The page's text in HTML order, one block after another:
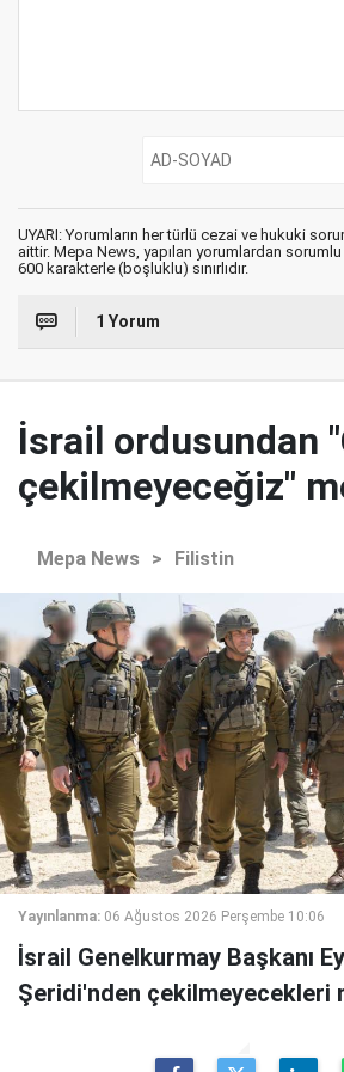
UYARI: Yorumların her türlü cezai ve hukuki
aittir. Mepa News, yapılan yorumlardan
600 karakterle (boşluklu) sınırlıdır.
1 Yorum
İsrail ordusundan
çekilmeyeceğiz"
Mepa News > Filistin
Yayınlanma: 06 Ağustos 2026 Perşembe 10:06
İsrail Genelkurmay Başkanı
Şeridi'nden çekilmeyecekleri